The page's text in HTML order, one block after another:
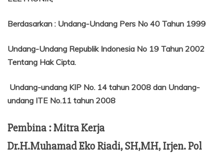
Berdasarkan : Undang-Undang Pers No 40 Tahun 1999
Undang-Undang Republik Indonesia No 19 Tahun 2002
Tentang Hak Cipta.
Undang-undang KIP No. 14 tahun 2008 dan Undang-
undang ITE No.11 tahun 2008
Pembina : Mitra Kerja
Dr.H.Muhamad Eko Riadi, SH,MH, Irjen. Pol